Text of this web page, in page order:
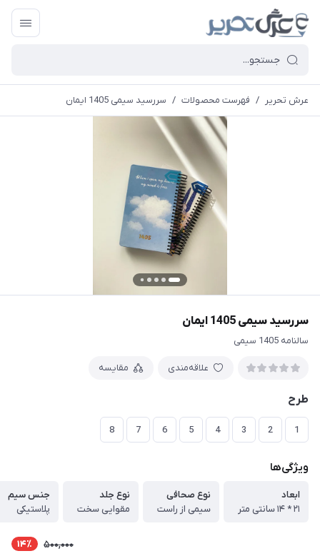
عرش تحریر / فهرست محصولات / سررسید سیمی 1405 ایمان
سررسید سیمی 1405 ایمان
سالنامه 1405 سیمی
علاقه‌مندی مقایسه
طرح
1
2
3
4
5
6
7
8
ویژگی‌ها
ابعاد
۲۱ * ۱۴ سانتی متر
نوع صحافی
سیمی از راست
نوع جلد
مقوایی سخت
جنس سیم
پلاستیکی
500,000 14٪